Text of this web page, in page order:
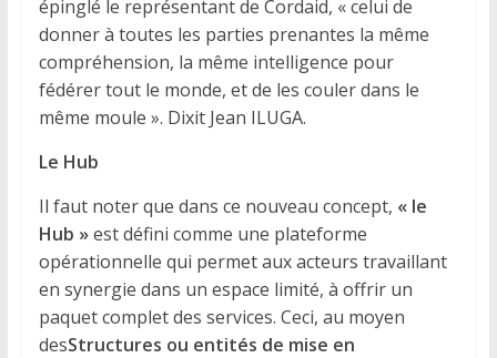
épinglé le représentant de Cordaid, « celui de
donner à toutes les parties prenantes la même
compréhension, la même intelligence pour
fédérer tout le monde, et de les couler dans le
même moule ». Dixit Jean ILUGA.
Le Hub
Il faut noter que dans ce nouveau concept, « le
Hub »est défini comme une plateforme
opérationnelle qui permet aux acteurs travaillant
en synergie dans un espace limité, à offrir un
paquet complet des services. Ceci, au moyen
desStructures ou entités de mise en